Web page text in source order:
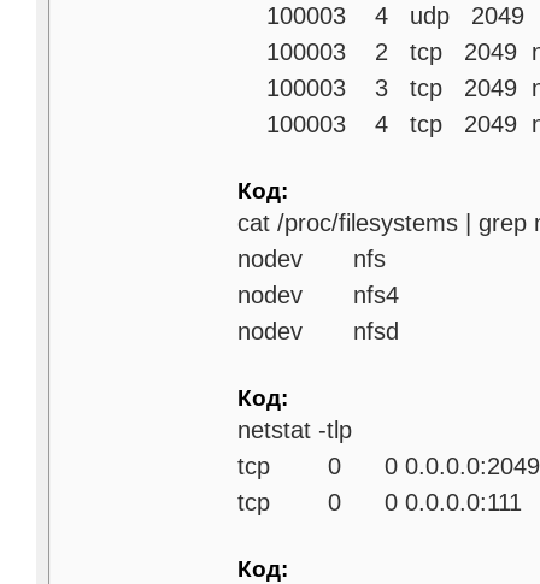
100003 4 udp 2049
100003 2 tcp 2049
100003 3 tcp 2049
100003 4 tcp 2049
Код:
cat /proc/filesystems | grep
nodev
nfs
nodev
nfs4
nodev
nfsd
Код:
netstat -tlp
tcp 0 0
tcp 0 0
Код: